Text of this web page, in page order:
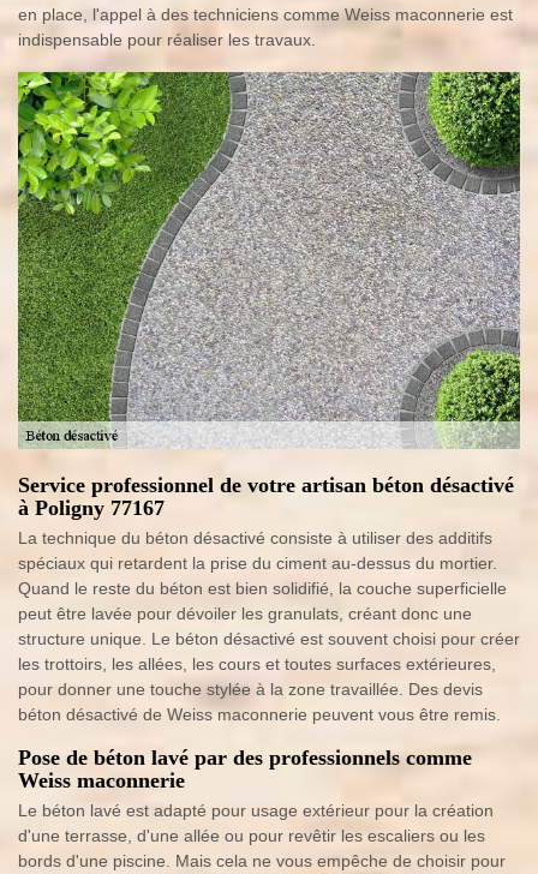
en place, l'appel à des techniciens comme Weiss maconnerie est
indispensable pour réaliser les travaux.
Service professionnel de votre artisan béton désactivé
à Poligny 77167
La technique du béton désactivé consiste à utiliser des additifs
spéciaux qui retardent la prise du ciment au-dessus du mortier.
Quand le reste du béton est bien solidifié, la couche superficielle
peut être lavée pour dévoiler les granulats, créant donc une
structure unique. Le béton désactivé est souvent choisi pour créer
les trottoirs, les allées, les cours et toutes surfaces extérieures,
pour donner une touche stylée à la zone travaillée. Des devis
béton désactivé de Weiss maconnerie peuvent vous être remis.
Pose de béton lavé par des professionnels comme
Weiss maconnerie
Le béton lavé est adapté pour usage extérieur pour la création
d'une terrasse, d'une allée ou pour revêtir les escaliers ou les
bords d'une piscine. Mais cela ne vous empêche de choisir pour